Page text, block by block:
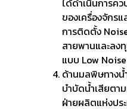
ได้ดำเนินการค
ของเครื่องจักรแ
การติดตั้ง
สายพานและล
แบบ Low Noise
ด้านมลพิษทางน้
บำบัดน้ำเสียตา
ฝ่ายผลิตแห่งปร